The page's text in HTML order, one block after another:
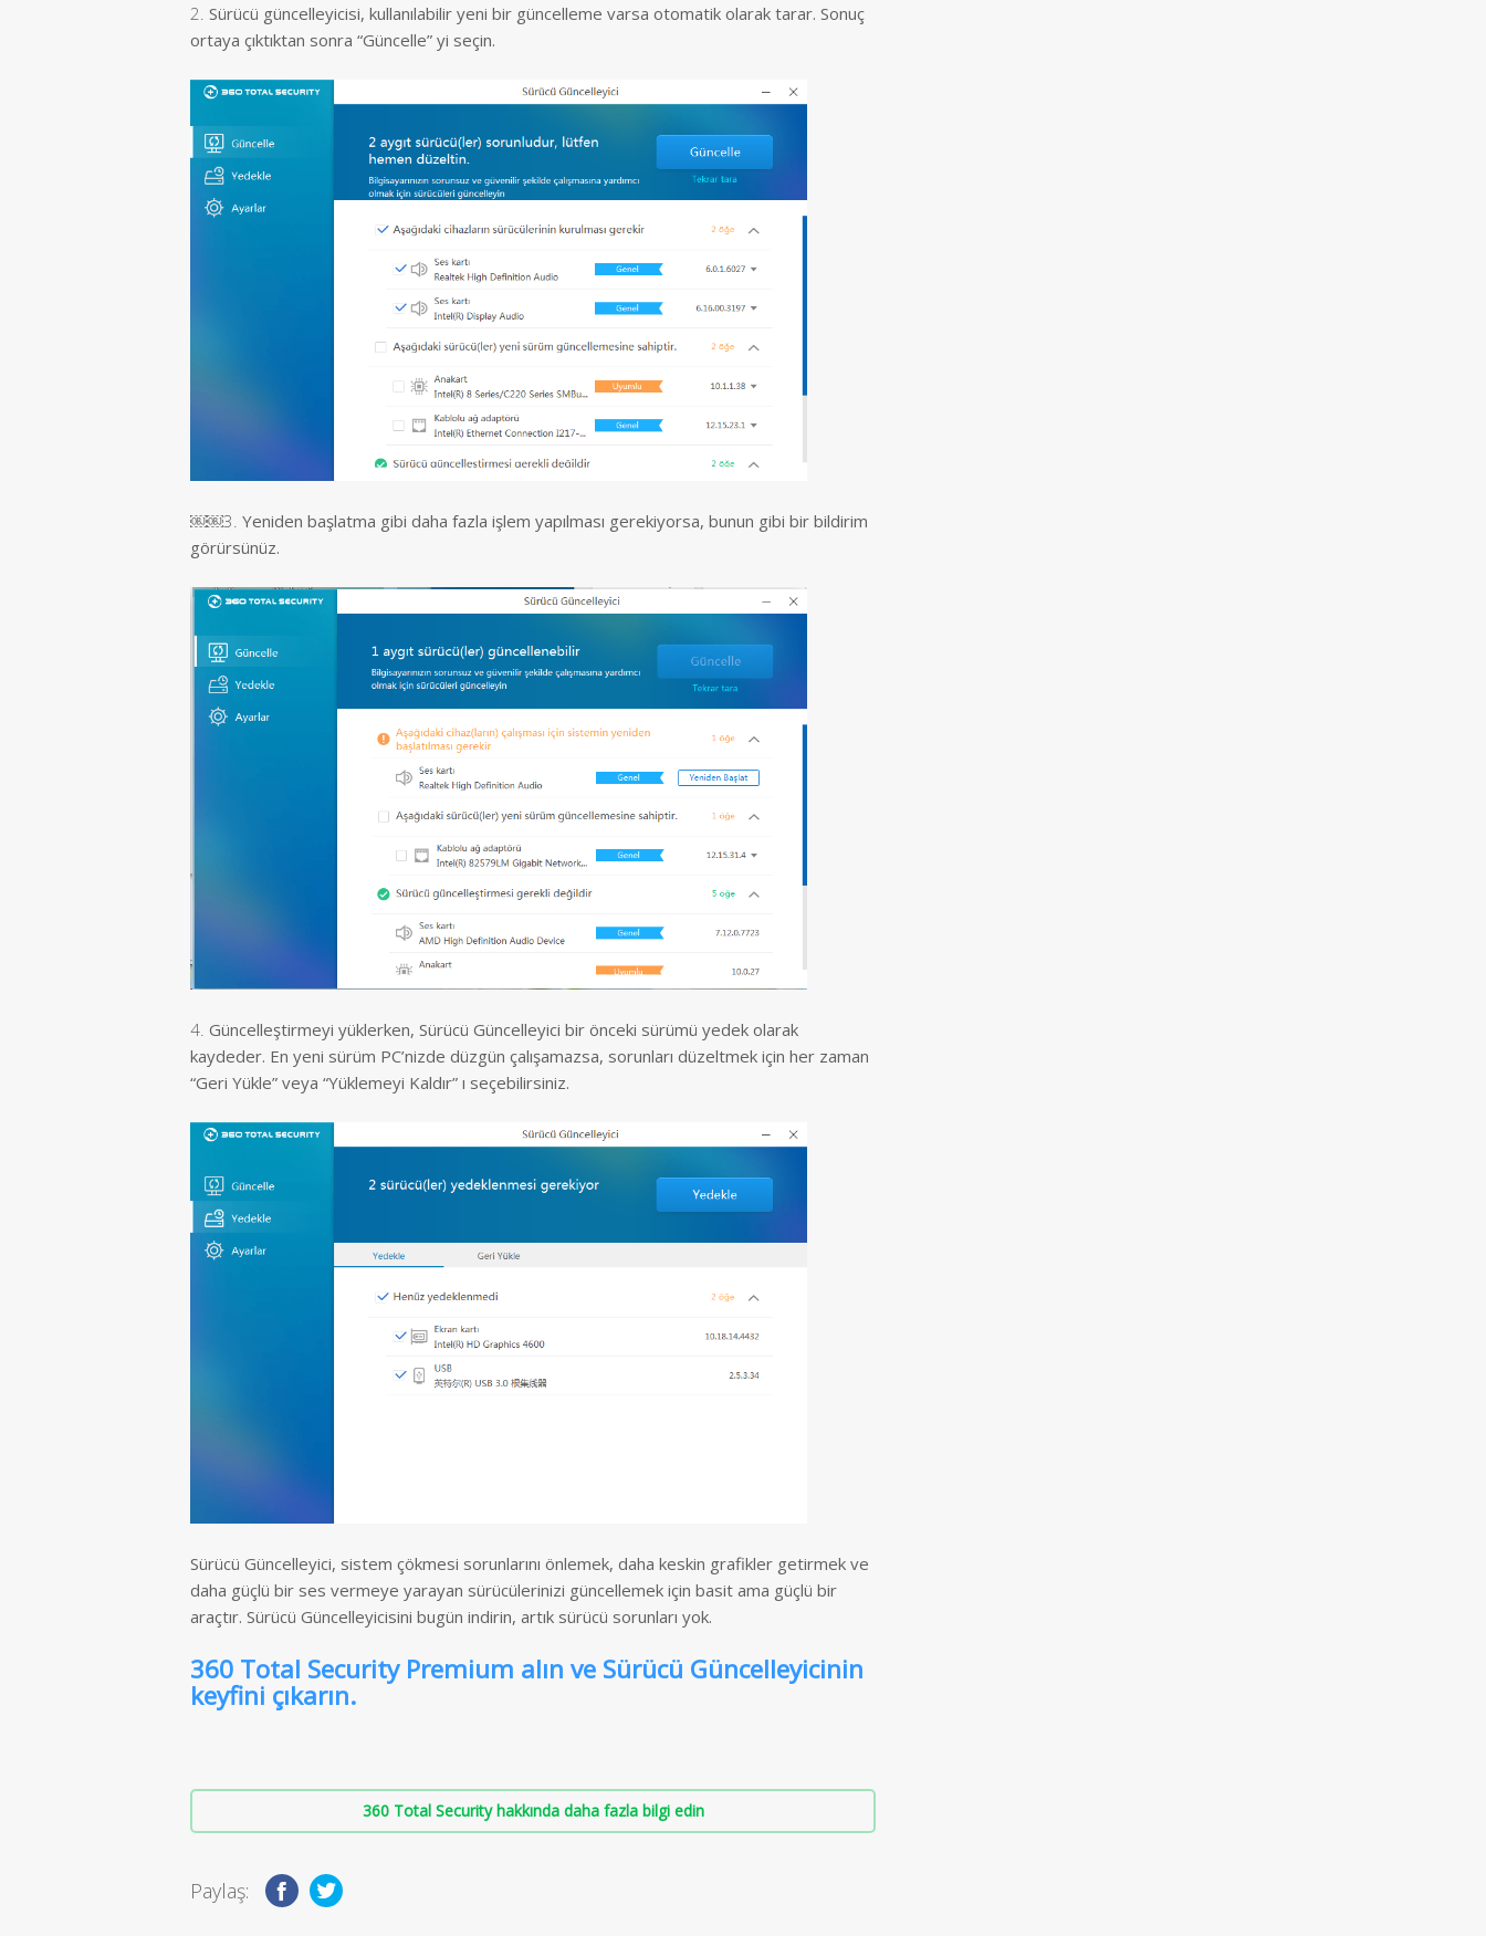
2. Sürücü güncelleyicisi, kullanılabilir yeni bir güncelleme varsa otomatik olarak tarar. Sonuç
ortaya çıktıktan sonra “Güncelle” yi seçin.
￼￼3. Yeniden başlatma gibi daha fazla işlem yapılması gerekiyorsa, bunun gibi bir bildirim
görürsünüz.
4. Güncelleştirmeyi yüklerken, Sürücü Güncelleyici bir önceki sürümü yedek olarak
kaydeder. En yeni sürüm PC’nizde düzgün çalışamazsa, sorunları düzeltmek için her zaman
“Geri Yükle” veya “Yüklemeyi Kaldır” ı seçebilirsiniz.
Sürücü Güncelleyici, sistem çökmesi sorunlarını önlemek, daha keskin grafikler getirmek ve
daha güçlü bir ses vermeye yarayan sürücülerinizi güncellemek için basit ama güçlü bir
araçtır. Sürücü Güncelleyicisini bugün indirin, artık sürücü sorunları yok.
360 Total Security Premium alın ve Sürücü Güncelleyicinin
keyfini çıkarın.
360 Total Security hakkında daha fazla bilgi edin
Paylaş: